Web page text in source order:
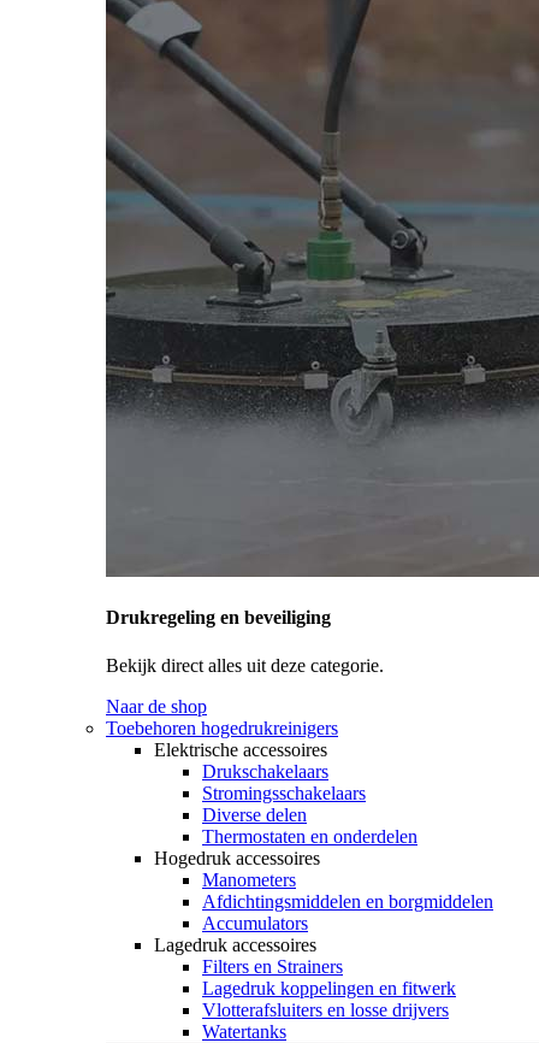
Drukregeling en beveiliging
Bekijk direct alles uit deze categorie.
Naar de shop
Toebehoren hogedrukreinigers
Elektrische accessoires
Drukschakelaars
Stromingsschakelaars
Diverse delen
Thermostaten en onderdelen
Hogedruk accessoires
Manometers
Afdichtingsmiddelen en borgmiddelen
Accumulators
Lagedruk accessoires
Filters en Strainers
Lagedruk koppelingen en fitwerk
Vlotterafsluiters en losse drijvers
Watertanks